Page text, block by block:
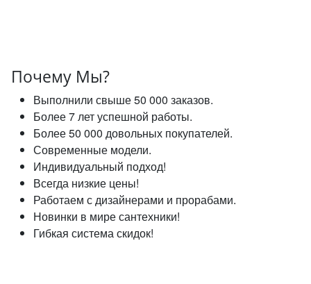
Почему Мы?
Выполнили свыше 50 000 заказов.
Более 7 лет успешной работы.
Более 50 000 довольных покупателей.
Современные модели.
Индивидуальный подход!
Всегда низкие цены!
Работаем с дизайнерами и прорабами.
Новинки в мире сантехники!
Гибкая система скидок!